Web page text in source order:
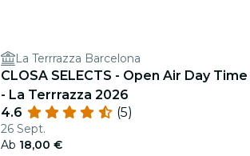
La Terrrazza Barcelona
CLOSA SELECTS - Open Air Day Time
- La Terrrazza 2026
4.6
(5)
26 Sept.
Ab 18,00 €